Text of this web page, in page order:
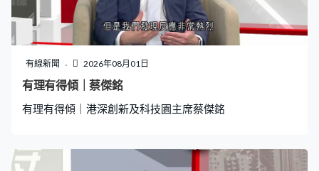
有線新聞 2026年08月01日
有理有得傾｜蔡傑銘
有理有得傾｜港深創新及科技園主席蔡傑銘